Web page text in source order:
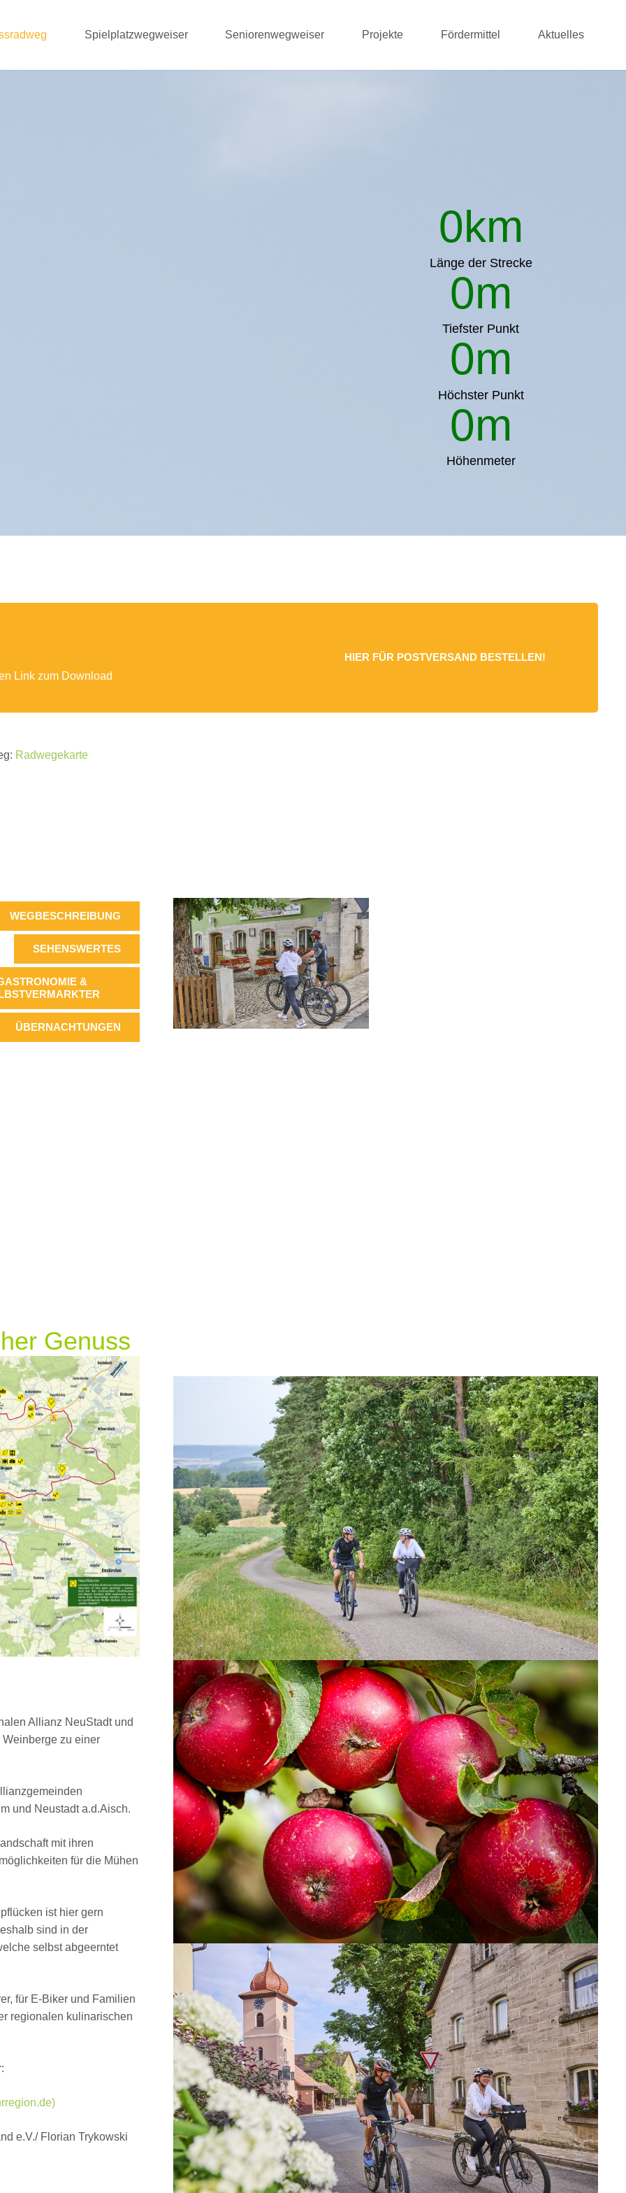
Spielplatzwegweiser Seniorenwegweiser Projekte Fördermittel Aktuelles
0km
Länge der Strecke
0m
Tiefster Punkt
0m
Höchster Punkt
0m
Höhenmeter
Link zum Download
HIER FÜR POSTVERSAND BESTELLEN!
Radwegekarte
WEGBESCHREIBUNG
SEHENSWERTES
&
ÜBERNACHTUNGEN
Genuss
Allianz NeuStadt und
zu einer
und Neustadt a.d.Aisch.
mit ihren
für die Mühen
ist hier gern
sind in der
selbst abgeerntet
für E-Biker und Familien
regionalen kulinarischen
e.V./ Florian Trykowski